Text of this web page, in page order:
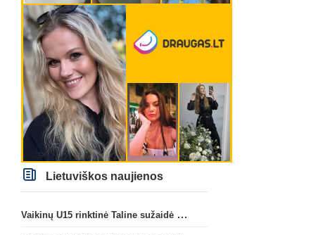
Lietuviškos naujienos
Vaikinų U15 rinktinė Taline sužaidė pirmąsias kontrolines rungtynes